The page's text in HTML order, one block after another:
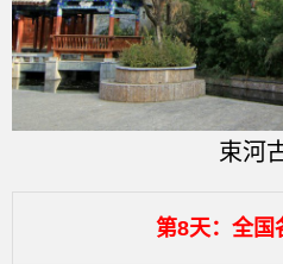
束河
第8天：全